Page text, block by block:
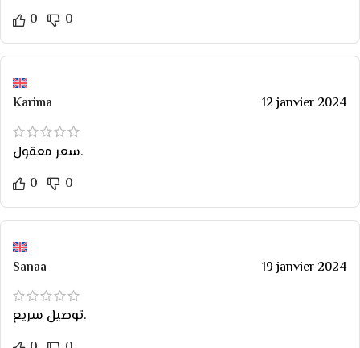
0
0
Karima 12 janvier 2024
سعر معقول.
0
0
Sanaa 19 janvier 2024
توصيل سريع.